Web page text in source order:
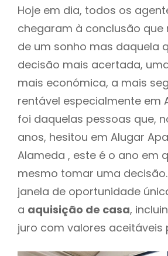
Hoje em dia, todos os
chegaram à conclusão que
de um sonho mas daquela
decisão mais acertada,
mais económica, a mais
rentável especialmente em
foi daquelas pessoas que,
anos, hesitou em Alugar
Alameda , este é o ano em
mesmo tomar uma
janela de oportunidade
a aquisição de casa,
juro com valores aceitáveis